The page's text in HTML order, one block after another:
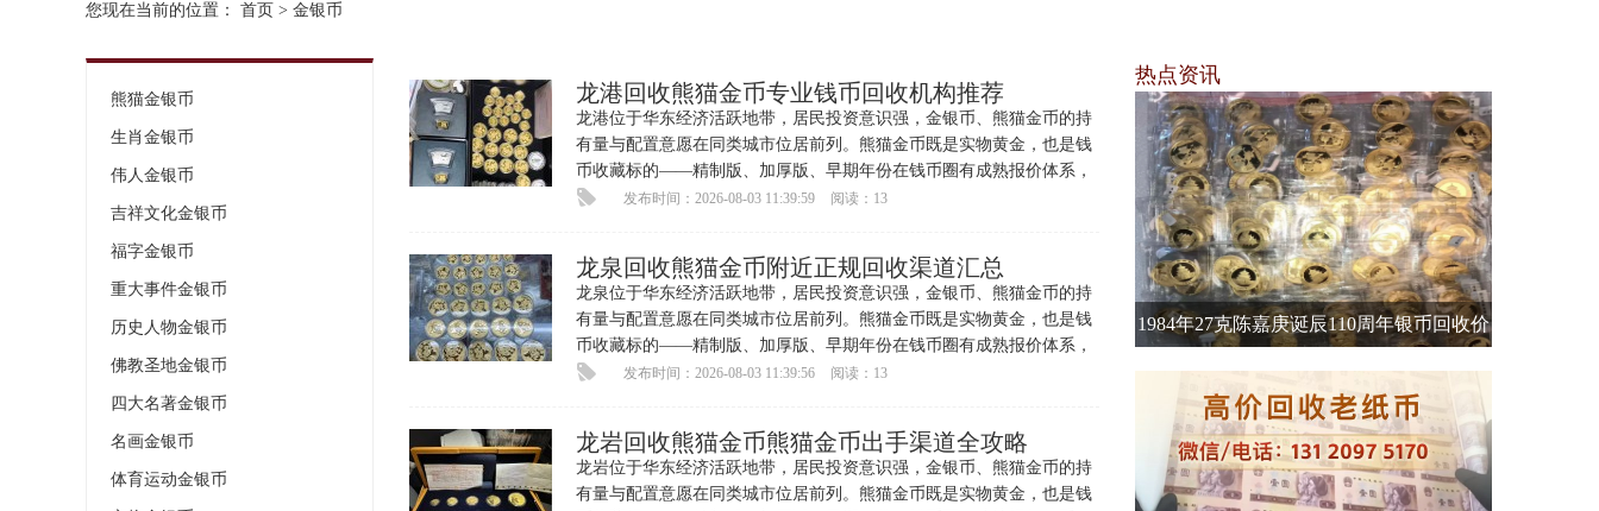
您现在当前的位置： 首页 > 金银币
熊猫金银币
生肖金银币
伟人金银币
吉祥文化金银币
福字金银币
重大事件金银币
历史人物金银币
佛教圣地金银币
四大名著金银币
名画金银币
体育运动金银币
龙港回收熊猫金币专业钱币回收机构推荐
龙港位于华东经济活跃地带，居民投资意识强，金银币、熊猫金币的持
有量与配置意愿在同类城市位居前列。熊猫金币既是实物黄金，也是钱
币收藏标的——精制版、加厚版、早期年份在钱币圈有成熟报价体系，
收藏溢价可观。每逢金价高
发布时间：2026-08-03 11:39:59 阅读：13
龙泉回收熊猫金币附近正规回收渠道汇总
龙泉位于华东经济活跃地带，居民投资意识强，金银币、熊猫金币的持
有量与配置意愿在同类城市位居前列。熊猫金币既是实物黄金，也是钱
币收藏标的——精制版、加厚版、早期年份在钱币圈有成熟报价体系，
收藏溢价可观。每逢金价高
发布时间：2026-08-03 11:39:56 阅读：13
龙岩回收熊猫金币熊猫金币出手渠道全攻略
龙岩位于华东经济活跃地带，居民投资意识强，金银币、熊猫金币的持
有量与配置意愿在同类城市位居前列。熊猫金币既是实物黄金，也是钱
热点资讯
1984年27克陈嘉庚诞辰110周年银币回收价
格 现金收购